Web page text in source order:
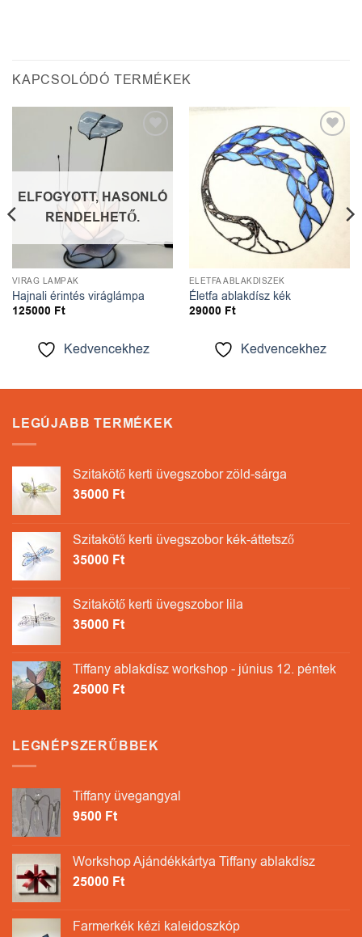
KAPCSOLÓDÓ TERMÉKEK
Kedvencekhez
ELFOGYOTT, HASONLÓ
RENDELHETŐ.
VIRÁG LÁMPÁK
Hajnali érintés viráglámpa
125000 Ft
Kedvencekhez
Kedvencekhez
ÉLETFA ABLAKDÍSZEK
Életfa ablakdísz kék
29000 Ft
Kedvencekhez
LEGÚJABB TERMÉKEK
Szitakötő kerti üvegszobor zöld-sárga
35000 Ft
Szitakötő kerti üvegszobor kék-áttetsző
35000 Ft
Szitakötő kerti üvegszobor lila
35000 Ft
Tiffany ablakdísz workshop - június 12. péntek
25000 Ft
LEGNÉPSZERŰBBEK
Tiffany üvegangyal
9500 Ft
Workshop Ajándékkártya Tiffany ablakdísz
25000 Ft
Farmerkék kézi kaleidoszkóp